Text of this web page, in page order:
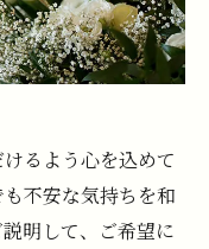
るよう心を込めて
不安な気持ちを和
明して、ご希望に